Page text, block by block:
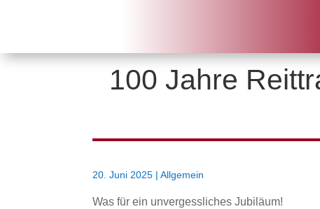
100 Jahre
20. Juni 2025 | Allgemein
Was für ein unvergessliches Jubiläum!